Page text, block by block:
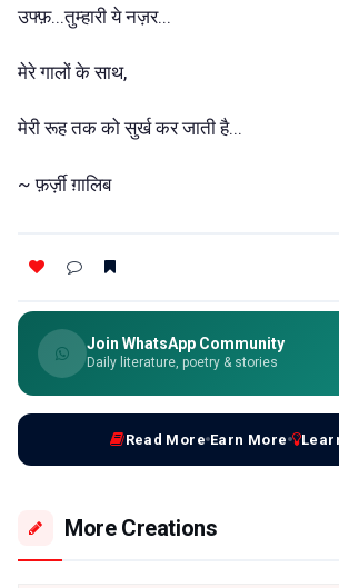
उफ्फ़...तुम्हारी ये नज़र...
मेरे गालों के साथ,
मेरी रूह तक को सुर्ख कर जाती है...
~ फ़र्ज़ी ग़ालिब
Join WhatsApp Community
Daily literature, poetry & stories
Read More Earn More
More Creations